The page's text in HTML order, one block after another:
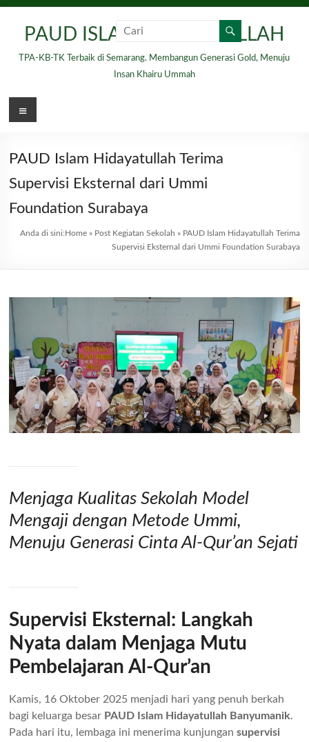
contentPAUD ISLAM HIDAYATULLAH
TPA-KB-TK Terbaik di Semarang. Membangun Generasi Gold, Menuju
Insan Khairu Ummah
Menu
PAUD Islam Hidayatullah Terima
Supervisi Eksternal dari Ummi
Foundation Surabaya
Anda di sini:Home» Post Kegiatan Sekolah » PAUD Islam Hidayatullah Terima
Supervisi Eksternal dari Ummi Foundation Surabaya
Menjaga Kualitas Sekolah Model
Mengaji dengan Metode Ummi,
Menuju Generasi Cinta Al-Qur’an Sejati
Supervisi Eksternal: Langkah
Nyata dalam Menjaga Mutu
Pembelajaran Al-Qur’an
Kamis, 16 Oktober 2025 menjadi hari yang penuh berkah
bagi keluarga besar PAUD Islam Hidayatullah Banyumanik.
Pada hari itu, lembaga ini menerima kunjungansupervisi